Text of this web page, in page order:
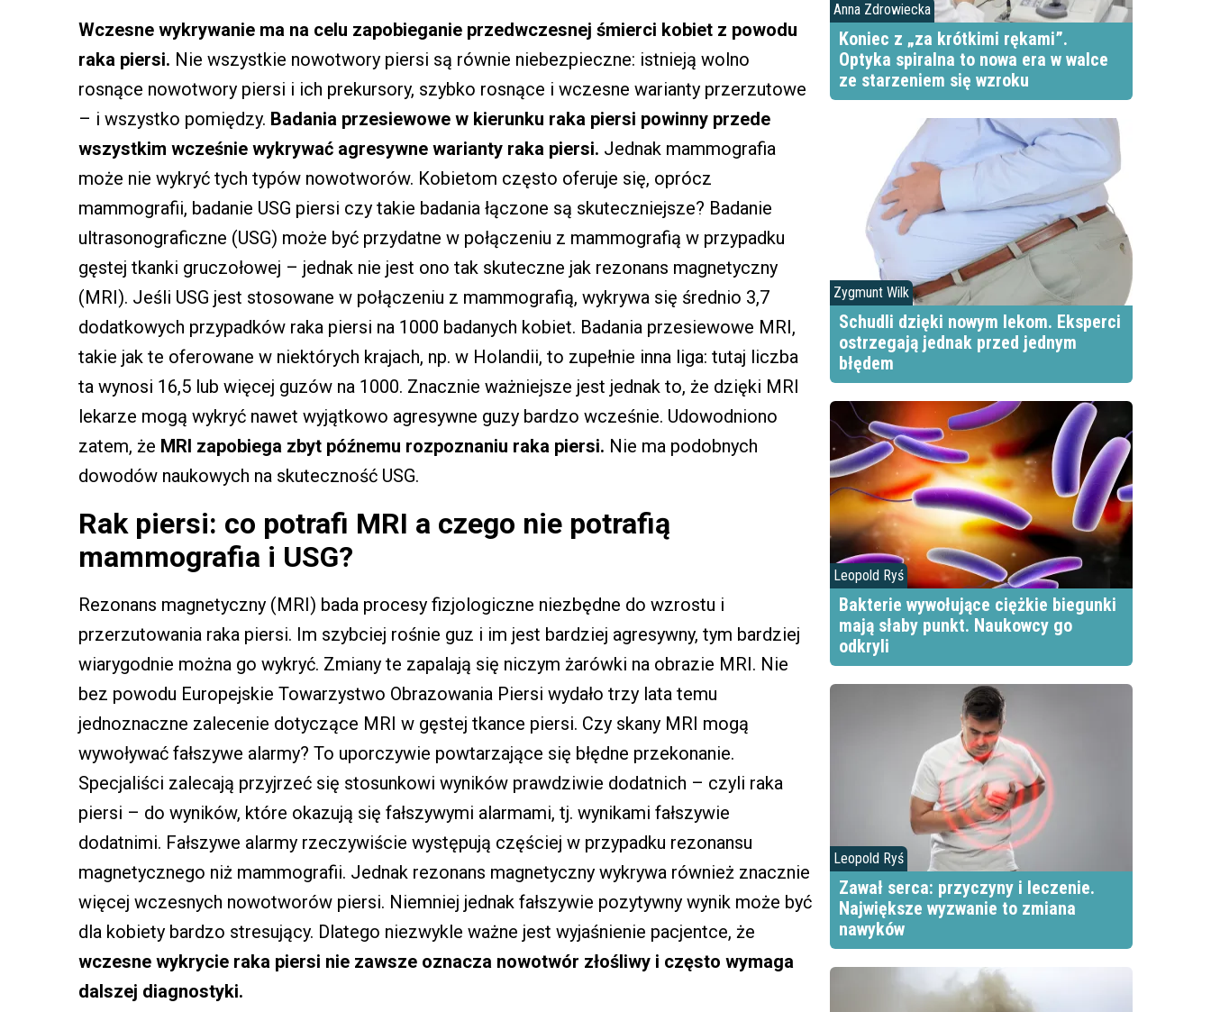
Wczesne wykrywanie ma na celu zapobieganie przedwczesnej śmierci kobiet z powodu
raka piersi. Nie wszystkie nowotwory piersi są równie niebezpieczne: istnieją wolno
rosnące nowotwory piersi i ich prekursory, szybko rosnące i wczesne warianty przerzutowe
– i wszystko pomiędzy. Badania przesiewowe w kierunku raka piersi powinny przede
wszystkim wcześnie wykrywać agresywne warianty raka piersi. Jednak mammografia
może nie wykryć tych typów nowotworów. Kobietom często oferuje się, oprócz
mammografii, badanie USG piersi czy takie badania łączone są skuteczniejsze? Badanie
ultrasonograficzne (USG) może być przydatne w połączeniu z mammografią w przypadku
gęstej tkanki gruczołowej – jednak nie jest ono tak skuteczne jak rezonans magnetyczny
(MRI). Jeśli USG jest stosowane w połączeniu z mammografią, wykrywa się średnio 3,7
dodatkowych przypadków raka piersi na 1000 badanych kobiet. Badania przesiewowe MRI,
takie jak te oferowane w niektórych krajach, np. w Holandii, to zupełnie inna liga: tutaj liczba
ta wynosi 16,5 lub więcej guzów na 1000. Znacznie ważniejsze jest jednak to, że dzięki MRI
lekarze mogą wykryć nawet wyjątkowo agresywne guzy bardzo wcześnie. Udowodniono
zatem, że MRI zapobiega zbyt późnemu rozpoznaniu raka piersi. Nie ma podobnych
dowodów naukowych na skuteczność USG.
Rak piersi: co potrafi MRI a czego nie potrafią
mammografia i USG?
Rezonans magnetyczny (MRI) bada procesy fizjologiczne niezbędne do wzrostu i
przerzutowania raka piersi. Im szybciej rośnie guz i im jest bardziej agresywny, tym bardziej
wiarygodnie można go wykryć. Zmiany te zapalają się niczym żarówki na obrazie MRI. Nie
bez powodu Europejskie Towarzystwo Obrazowania Piersi wydało trzy lata temu
jednoznaczne zalecenie dotyczące MRI w gęstej tkance piersi. Czy skany MRI mogą
wywoływać fałszywe alarmy? To uporczywie powtarzające się błędne przekonanie.
Specjaliści zalecają przyjrzeć się stosunkowi wyników prawdziwie dodatnich – czyli raka
piersi – do wyników, które okazują się fałszywymi alarmami, tj. wynikami fałszywie
dodatnimi. Fałszywe alarmy rzeczywiście występują częściej w przypadku rezonansu
magnetycznego niż mammografii. Jednak rezonans magnetyczny wykrywa również znacznie
więcej wczesnych nowotworów piersi. Niemniej jednak fałszywie pozytywny wynik może być
dla kobiety bardzo stresujący. Dlatego niezwykle ważne jest wyjaśnienie pacjentce, że
wczesne wykrycie raka piersi nie zawsze oznacza nowotwór złośliwy i często wymaga
dalszej diagnostyki.
Anna Zdrowiecka
Koniec z „za krótkimi rękami”.
Optyka spiralna to nowa era w walce
ze starzeniem się wzroku
Zygmunt Wilk
Schudli dzięki nowym lekom. Eksperci
ostrzegają jednak przed jednym
błędem
Leopold Ryś
Bakterie wywołujące ciężkie biegunki
mają słaby punkt. Naukowcy go
odkryli
Leopold Ryś
Zawał serca: przyczyny i leczenie.
Największe wyzwanie to zmiana
nawyków